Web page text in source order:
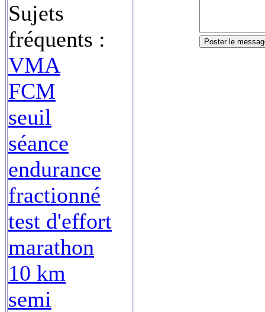
Sujets
fréquents :
VMA
FCM
seuil
séance
endurance
fractionné
test d'effort
marathon
10 km
semi